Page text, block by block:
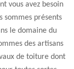
vous avez besoin
sommes présents
le domaine du
des artisans
de toiture dont